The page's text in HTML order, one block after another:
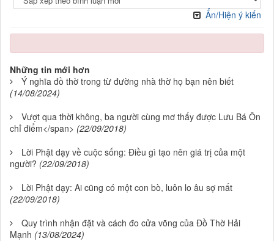
Ẩn/Hiện ý kiến
Những tin mới hơn
Ý nghĩa đồ thờ trong từ đường nhà thờ họ bạn nên biết
(14/08/2024)
Vượt qua thời không, ba người cùng mơ thấy được Lưu Bá Ôn
chỉ điểm</span> (22/09/2018)
Lời Phật dạy về cuộc sống: Điều gì tạo nên giá trị của một
người? (22/09/2018)
Lời Phật dạy: Ai cũng có một con bò, luôn lo âu sợ mất
(22/09/2018)
Quy trình nhận đặt và cách đo cửa võng của Đồ Thờ Hải
Mạnh (13/08/2024)